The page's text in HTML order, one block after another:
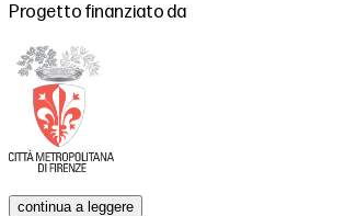
Progetto finanziato da
continua a leggere